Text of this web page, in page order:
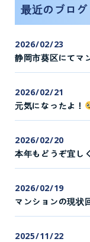
最近のブログ
2026/02/23
静岡市葵区にてマ
2026/02/21
元気になったよ！
2026/02/20
本年もどうぞ宜し
2026/02/19
マンションの現状
2025/11/22